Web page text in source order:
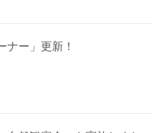
ナー」更新！